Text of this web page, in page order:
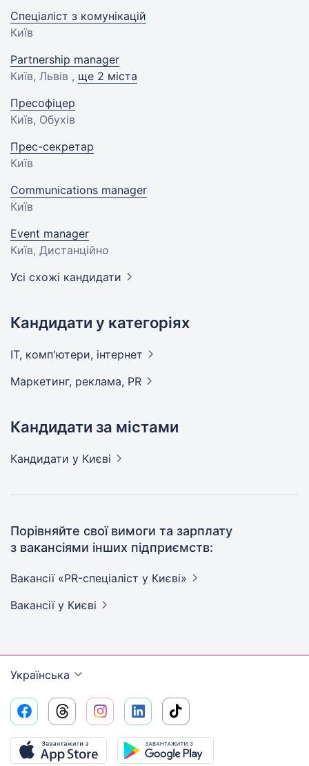
Спеціаліст з комунікацій
Київ
Partnership manager
Київ, Львів , ще 2 міста
Пресофіцер
Київ, Обухів
Прес-секретар
Київ
Communications manager
Київ
Event manager
Київ, Дистанційно
Усі схожі кандидати
Кандидати у категоріях
IT, комп'ютери, інтернет
Маркетинг, реклама, PR
Кандидати за містами
Кандидати у Києві
Порівняйте свої вимоги та зарплату
з вакансіями інших підприємств:
Вакансії «PR-спеціаліст у Києві»
Вакансії у Києві
Українська